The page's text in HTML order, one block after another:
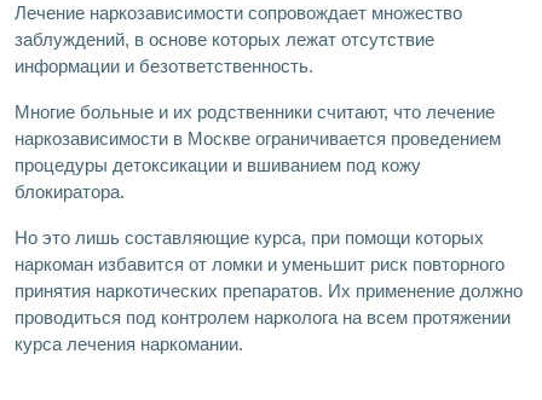
Лечение наркозависимости сопровождает множество
заблуждений, в основе которых лежат отсутствие
информации и безответственность.
Многие больные и их родственники считают, что лечение
наркозависимости в Москве ограничивается проведением
процедуры детоксикации и вшиванием под кожу
блокиратора.
Но это лишь составляющие курса, при помощи которых
наркоман избавится от ломки и уменьшит риск повторного
принятия наркотических препаратов. Их применение должно
проводиться под контролем нарколога на всем протяжении
курса лечения наркомании.